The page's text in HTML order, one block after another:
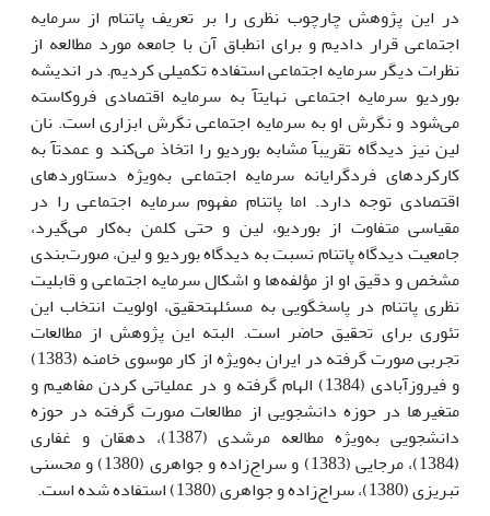
در این پژوهش چارچوب نظری را بر تعریف پاتنام از سرمایه
اجتماعی قرار دادیم و برای انطباق آن با جامعه مورد مطالعه از
نظرات دیگر سرمایه اجتماعی استفاده تکمیلی کردیم. در اندیشه
بوردیو سرمایه اجتماعی نهایتآ به سرمایه اقتصادی فروکاسته
می‌شود و نگرش او به سرمایه اجتماعی نگرش ابزاری است. نان
لین نیز دیدگاه تقریبآ مشابه بوردیو را اتخاذ می‌کند و عمدتآ به
کارکردهای فردگرایانه سرمایه اجتماعی به‌ویژه دستاوردهای
اقتصادی توجه دارد. اما پاتنام مفهوم سرمایه اجتماعی را در
مقیاسی متفاوت از بوردیو، لین و حتی کلمن به‌کار می‌گیرد،
جامعیت دیدگاه پاتنام نسبت به دیدگاه بوردیو و لین، صورت‌بندی
مشخص و دقیق او از مؤلفه‌ها و اشکال سرمایه اجتماعی و قابلیت
نظری پاتنام در پاسخگویی به مسئلهتحقیق، اولویت انتخاب این
تئوری برای تحقیق حاضر است. البته این پژوهش از مطالعات
تجربی صورت گرفته در ایران به‌ویژه از کار موسوی خامنه (1383)
و فیروزآبادی (1384) الهام گرفته و در عملیاتی کردن مفاهیم و
متغیرها در حوزه دانشجویی از مطالعات صورت گرفته در حوزه
دانشجویی به‌ویژه مطالعه مرشدی (1387)، دهقان و غفاری
(1384)، مرجایی (1383) و سراج‌زاده و جواهری (1380) و محسنی
تبریزی (1380)، سراج‌زاده و جواهری (1380) استفاده شده است.